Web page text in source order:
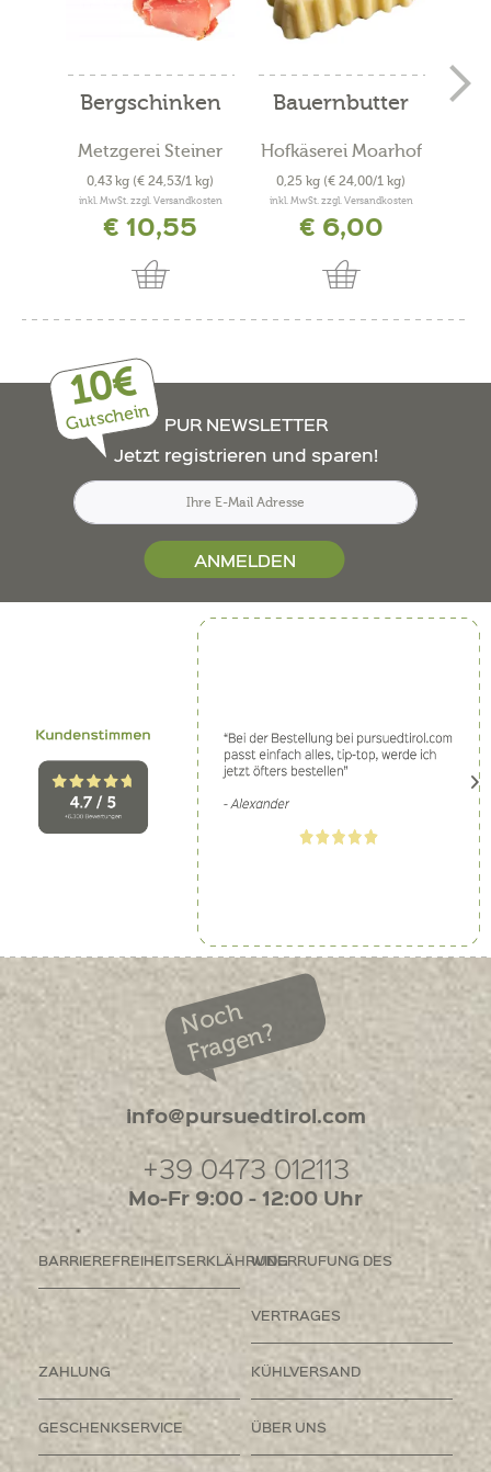
Bergschinken
Metzgerei Steiner
0,43 kg (€ 24,53/1 kg)
inkl. MwSt. zzgl. Versandkosten
€ 10,55
Bauernbutter
Hofkäserei Moarhof
0,25 kg (€ 24,00/1 kg)
inkl. MwSt. zzgl. Versandkosten
€ 6,00
10€
Gutschein
PUR NEWSLETTER
Jetzt registrieren und sparen!
ANMELDEN
Noch
Fragen?
info@pursuedtirol.com
+39 0473 012113
Mo-Fr 9:00 - 12:00 Uhr
BARRIEREFREIHEITSERKLÄHRUNGWIDERRUFUNG DES
VERTRAGES
ZAHLUNG KÜHLVERSAND
GESCHENKSERVICE ÜBER UNS